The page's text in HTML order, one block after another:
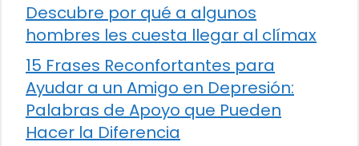
Descubre por qué a algunos
hombres les cuesta llegar al clímax
15 Frases Reconfortantes para
Ayudar a un Amigo en Depresión:
Palabras de Apoyo que Pueden
Hacer la Diferencia